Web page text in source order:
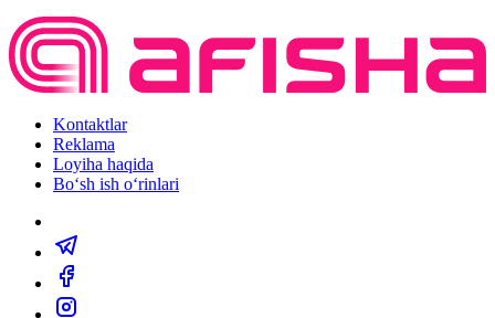
Kontaktlar
Reklama
Loyiha haqida
Bo‘sh ish o‘rinlari